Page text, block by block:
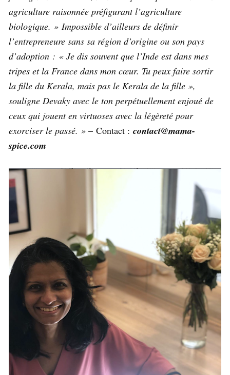
agriculture raisonnée préfigurant l’agriculture
biologique. » Impossible d’ailleurs de définir
l’entrepreneure sans sa région d’origine ou son pays
d’adoption : « Je dis souvent que l’Inde est dans mes
tripes et la France dans mon cœur. Tu peux faire sortir
la fille du Kerala, mais pas le Kerala de la fille »,
souligne Devaky avec le ton perpétuellement enjoué de
ceux qui jouent en virtuoses avec la légèreté pour
exorciser le passé. » – Contact : contact@mama-
spice.com